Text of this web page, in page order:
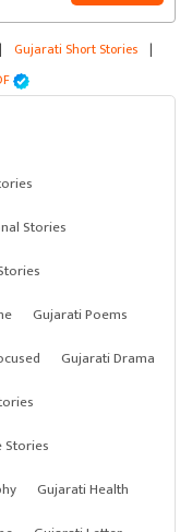
| Gujarati Short Stories |
Stories
Gujarati Poems
Gujarati Drama
Stories
Gujarati Health